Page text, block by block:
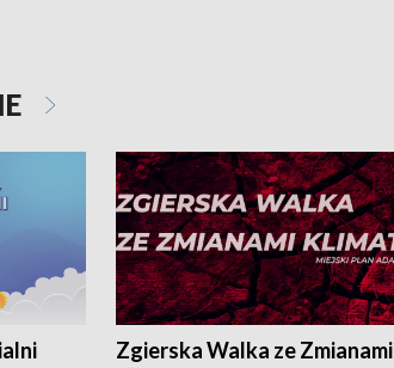
Zgierska Walka ze Zmianami